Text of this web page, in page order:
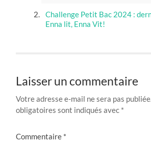
Challenge Petit Bac 2024 :
Enna lit, Enna Vit!
Laisser un commentaire
Votre adresse e-mail ne sera pas
obligatoires sont indiqués avec *
Commentaire *